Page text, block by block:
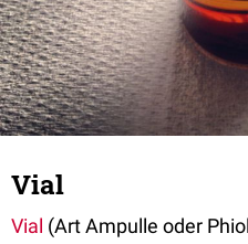
Vial
Vial (Art Ampulle oder